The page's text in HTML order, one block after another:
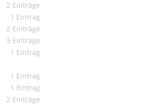
2 Einträge
1 Eintrag
2 Einträge
3 Einträge
1 Eintrag
1 Eintrag
1 Eintrag
2 Einträge